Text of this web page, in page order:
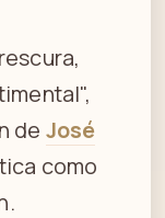
de José
como